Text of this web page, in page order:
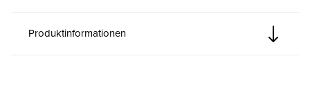
Produktinformationen